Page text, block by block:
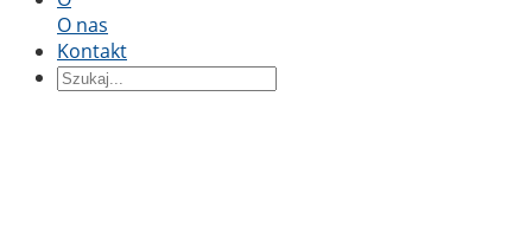
Według kształtu
Bloki ceramicznePierścień ceramiczny
O nas
Kontakt